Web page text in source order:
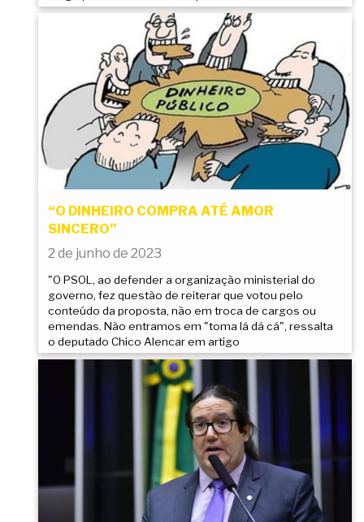
“O DINHEIRO COMPRA ATÉ AMOR
SINCERO”
2 de junho de 2023
"O PSOL, ao defender a organização ministerial do
governo, fez questão de reiterar que votou pelo
conteúdo da proposta, não em troca de cargos ou
emendas. Não entramos em "toma lá dá cá", ressalta
o deputado Chico Alencar em artigo